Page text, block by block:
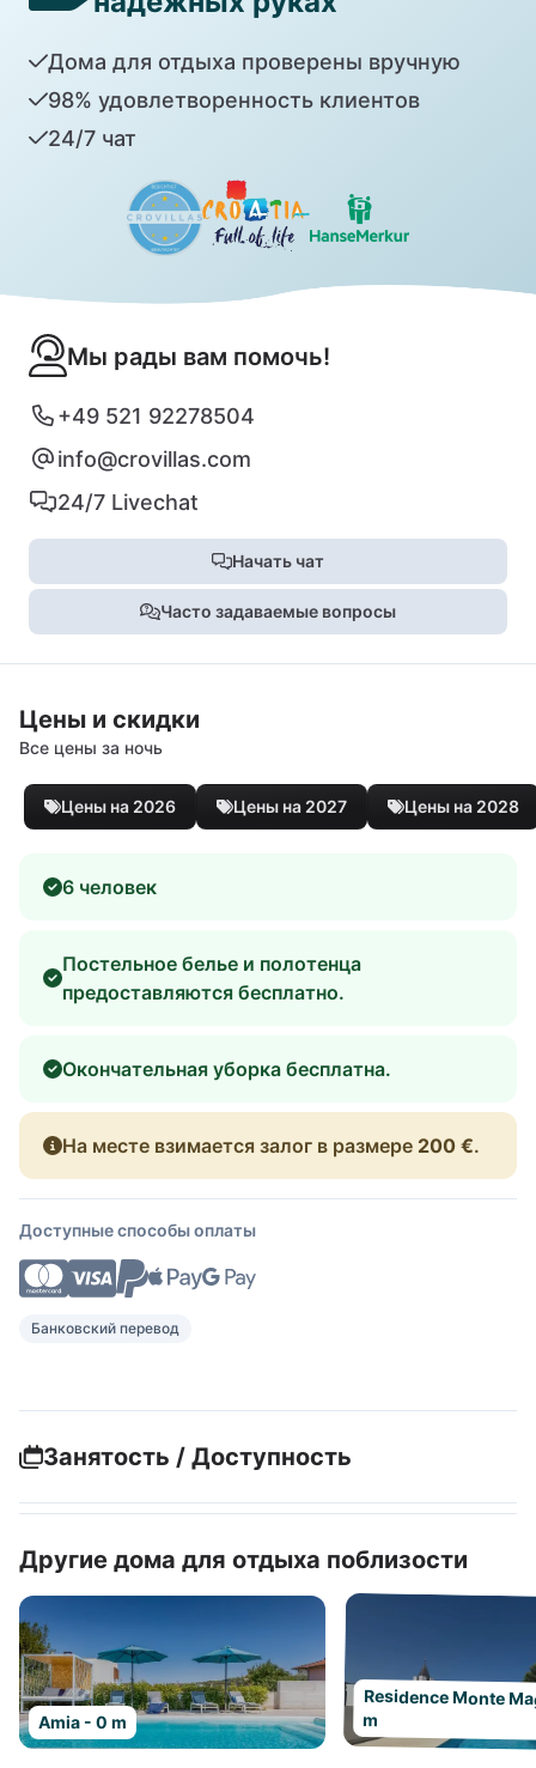
Дома для отдыха проверены вручную
98% удовлетворенность клиентов
24/7 чат
Мы рады вам помочь!
+49 521 92278504
info@crovillas.com
24/7 Livechat
Начать чат
Часто задаваемые вопросы
Цены и скидки
Все цены за ночь
Цены на 2026 Цены на 2027 Цены на 2028
6 человек
Постельное белье и полотенца
предоставляются бесплатно.
Окончательная уборка бесплатна.
На месте взимается залог в размере 200 €.
Доступные способы оплаты
Банковский перевод
Занятость / Доступность
Другие дома для отдыха поблизости
Amia - 0 m
Residence Monte
m